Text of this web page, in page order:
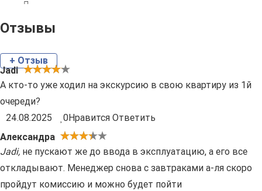
Отзывы
+ Отзыв
Jadi
А кто-то уже ходил на экскурсию в свою квартиру из 1й
очереди?
24.08.2025
0Нравится Ответить
Александра
Jadi, не пускают же до ввода в эксплуатацию, а его все
откладывают. Менеджер снова с завтраками а-ля скоро
пройдут комиссию и можно будет пойти